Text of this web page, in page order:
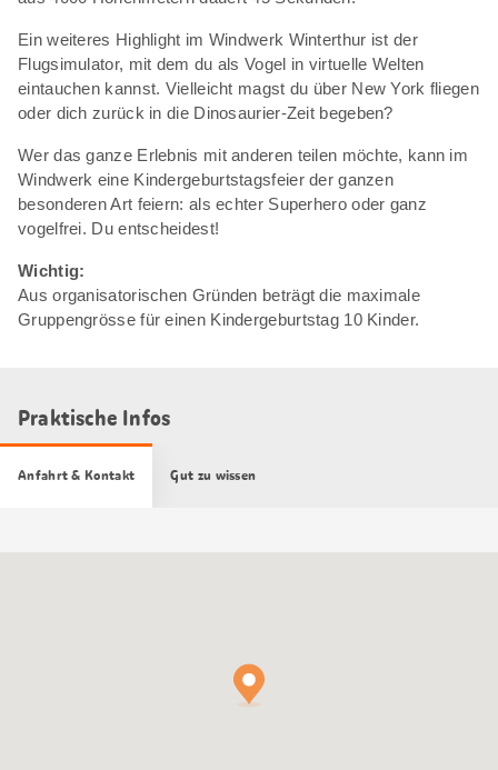
Ein weiteres Highlight im Windwerk Winterthur ist der
Flugsimulator, mit dem du als Vogel in virtuelle Welten
eintauchen kannst. Vielleicht magst du über New York fliegen
oder dich zurück in die Dinosaurier-Zeit begeben?
Wer das ganze Erlebnis mit anderen teilen möchte, kann im
Windwerk eine Kindergeburtstagsfeier der ganzen
besonderen Art feiern: als echter Superhero oder ganz
vogelfrei. Du entscheidest!
Wichtig:
Aus organisatorischen Gründen beträgt die maximale
Gruppengrösse für einen Kindergeburtstag 10 Kinder.
Praktische Infos
Anfahrt & Kontakt Gut zu wissen